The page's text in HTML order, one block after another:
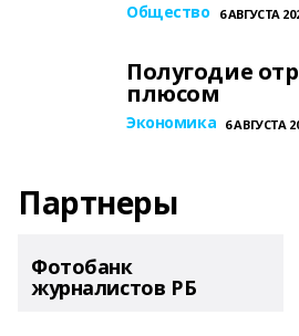
Общество 6 АВГУСТА
Полугодие
плюсом
Экономика 6 АВГУСТА
Партнеры
Фотобанк
журналистов РБ